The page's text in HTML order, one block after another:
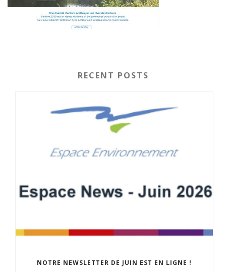
RECENT POSTS
NOTRE NEWSLETTER DE JUIN EST EN LIGNE !